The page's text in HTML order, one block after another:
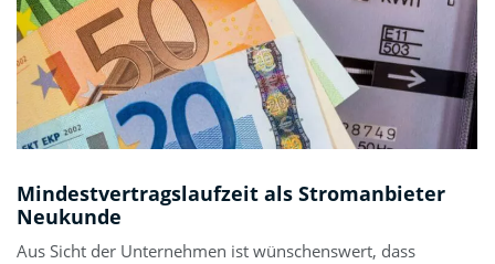
Mindestvertragslaufzeit als Stromanbieter
Neukunde
Aus Sicht der Unternehmen ist wünschenswert, dass